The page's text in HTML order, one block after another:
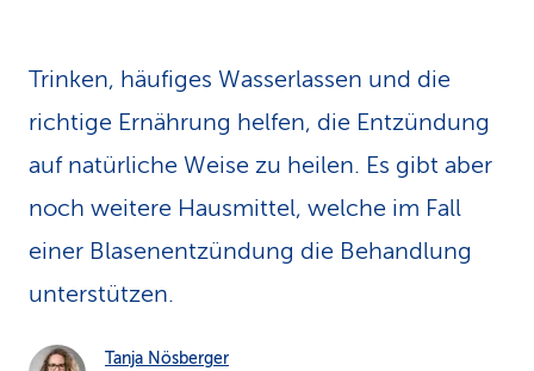
-
L
i
Trinken, häufiges Wasserlassen und die
richtige Ernährung helfen, die Entzündung
auf natürliche Weise zu heilen. Es gibt aber
noch weitere Hausmittel, welche im Fall
einer Blasenentzündung die Behandlung
unterstützen.
Tanja Nösberger